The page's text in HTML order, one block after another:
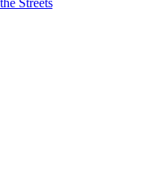
Streets